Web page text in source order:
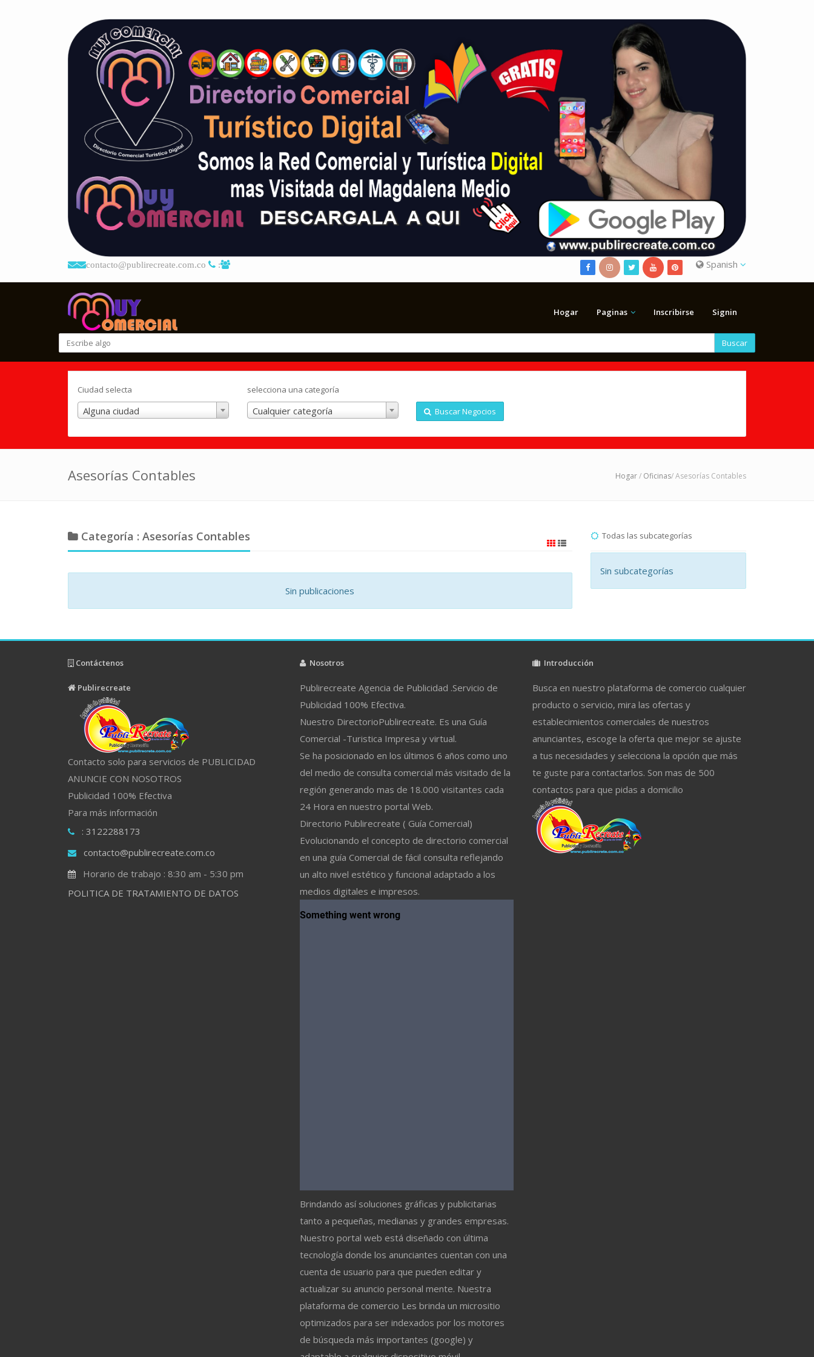
contacto@publirecreate.com.co : Spanish
Hogar Paginas Inscribirse Signin
Buscar
Ciudad selecta
Alguna ciudad
selecciona una categoría
Cualquier categoría Buscar Negocios
Asesorías Contables Hogar/ Oficinas/ Asesorías Contables
Categoría : Asesorías Contables
Sin publicaciones
Todas las subcategorías
Sin subcategorías
Contáctenos
Publirecreate
Contacto solo para servicios de PUBLICIDAD
ANUNCIE CON NOSOTROS
Publicidad 100% Efectiva
Para más información
: 3122288173
contacto@publirecreate.com.co
Horario de trabajo : 8:30 am - 5:30 pm
POLITICA DE TRATAMIENTO DE DATOS
Nosotros
Publirecreate Agencia de Publicidad .Servicio de
Publicidad 100% Efectiva.
Nuestro DirectorioPublirecreate. Es una Guía
Comercial -Turistica Impresa y virtual.
Se ha posicionado en los últimos 6 años como uno
del medio de consulta comercial más visitado de la
región generando mas de 18.000 visitantes cada
24 Hora en nuestro portal Web.
Directorio Publirecreate ( Guía Comercial)
Evolucionando el concepto de directorio comercial
en una guía Comercial de fácil consulta reflejando
un alto nivel estético y funcional adaptado a los
medios digitales e impresos.
Brindando así soluciones gráficas y publicitarias
tanto a pequeñas, medianas y grandes empresas.
Nuestro portal web está diseñado con última
tecnología donde los anunciantes cuentan con una
cuenta de usuario para que pueden editar y
actualizar su anuncio personal mente. Nuestra
plataforma de comercio Les brinda un micrositio
optimizados para ser indexados por los motores
de búsqueda más importantes (google) y
Introducción
Busca en nuestro plataforma de comercio cualquier
producto o servicio, mira las ofertas y
establecimientos comerciales de nuestros
anunciantes, escoge la oferta que mejor se ajuste
a tus necesidades y selecciona la opción que más
te guste para contactarlos. Son mas de 500
contactos para que pidas a domicilio